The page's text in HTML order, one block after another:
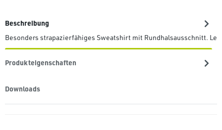
Beschreibung
Besonders strapazierfähiges Sweatshirt mit Rundhalsausschnitt.
Produkteigenschaften
Downloads